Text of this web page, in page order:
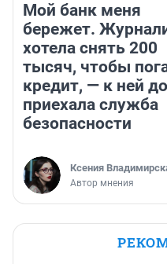
Мой банк меня
бережет.
хотела снять 200
тысяч, чтобы
кредит, — к ней
приехала служба
безопасности
Ксения
Автор мнения